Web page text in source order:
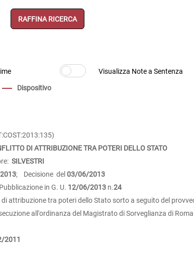
RAFFINA RICERCA
Dispositivo
DI ATTRIBUZIONE TRA POTERI DELLO STATO
SILVESTRI
; Decisione del 03/06/2013
in G. U. 12/06/2013 n.24
attribuzione tra poteri dello Stato sorto a seguito del
all'ordinanza del Magistrato di Sorveglianza di
2011